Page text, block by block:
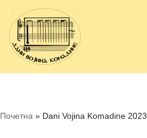
Скочи
на
садржај
Почетна » Dani Vojina Komadine 2023